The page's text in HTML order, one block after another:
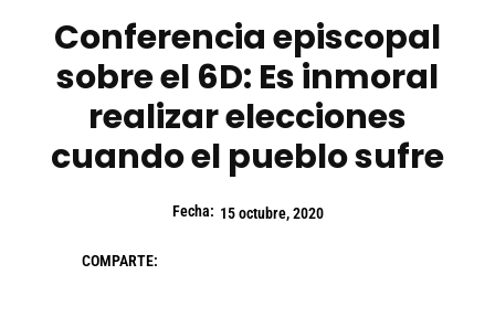
Conferencia episcopal
sobre el 6D: Es inmoral
realizar elecciones
cuando el pueblo sufre
Fecha: 15 octubre, 2020
COMPARTE: